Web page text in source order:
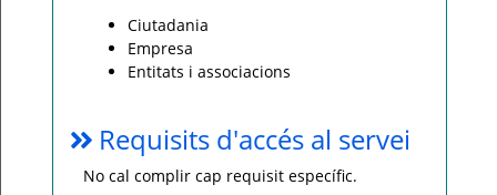
Ciutadania
Empresa
Entitats i associacions
Requisits d'accés al servei
No cal complir cap requisit específic.